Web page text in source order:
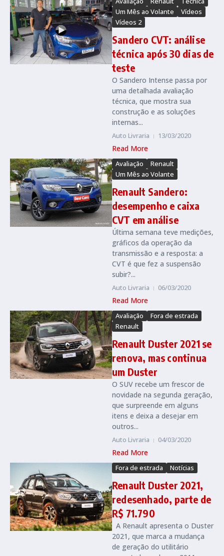
Um Mês ao Volante
Vídeos
Vídeos 2
Sandero CVT: análise
técnica após 30 dias de
teste
O Sandero Intense passa por
uma detalhada avaliação
técnica, que mostra sua
construção e as soluções
internas...
Auto Livraria 13/03/2020
Read More
Avaliação
Renault
Um Mês ao Volante
Renault Sandero:
desempenho e caixa
CVT em análise
Última semana teve medições,
gráficos da operação da
transmissão e a resposta: a
CVT é que fez a suspensão
subir?...
Auto Livraria 06/03/2020
Read More
Avaliação
Fora de estrada
Renault
Renault Duster 2021 se
renova, mas continua
um Duster
O SUV recebe um frescor de
novidade na segunda geração,
que surpreende em alguns
itens e deixa a desejar em
outros...
Auto Livraria 04/03/2020
Read More
Fora de estrada Notícias
Renault Duster 2021,
redesenhado, parte de
R$ 71.790
A Renault apresenta o Duster
2021, que marca a mudança
de geração do utilitário